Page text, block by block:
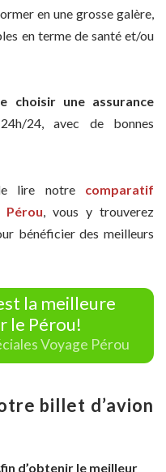
en une grosse galère,
en terme de santé et/ou
choisir une assurance
24, avec de bonnes
lire notre comparatif
Pérou, vous y trouverez
bénéficier des meilleurs
la meilleure
le Pérou!
Voyage Pérou
billet d’avion
d’obtenir le meilleur